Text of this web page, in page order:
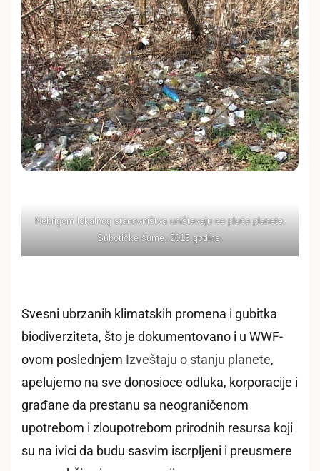
Nebrigom lokalnog stanovništva uništavaju se pluća planete.
Subotičke šume, 2015.godine.
Svesni ubrzanih klimatskih promena i gubitka
biodiverziteta, što je dokumentovano i u WWF-
ovom poslednjem Izveštaju o stanju planete,
apelujemo na sve donosioce odluka, korporacije i
građane da prestanu sa neograničenom
upotrebom i zloupotrebom prirodnih resursa koji
su na ivici da budu sasvim iscrpljeni i preusmere